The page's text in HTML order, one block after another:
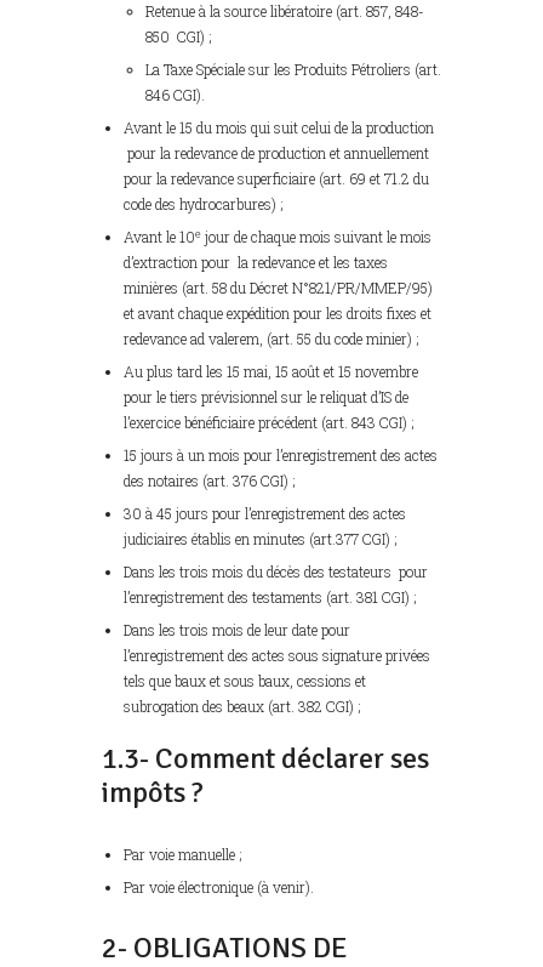
Retenue à la source libératoire (art. 857, 848-
850 CGI) ;
La Taxe Spéciale sur les Produits Pétroliers (art.
846 CGI).
Avant le 15 du mois qui suit celui de la production
pour la redevance de production et annuellement
pour la redevance superficiaire (art. 69 et 71.2 du
code des hydrocarbures) ;
Avant le 10e jour de chaque mois suivant le mois
d’extraction pour la redevance et les taxes
minières (art. 58 du Décret N°821/PR/MMEP/95)
et avant chaque expédition pour les droits fixes et
redevance ad valerem, (art. 55 du code minier) ;
Au plus tard les 15 mai, 15 août et 15 novembre
pour le tiers prévisionnel sur le reliquat d’IS de
l’exercice bénéficiaire précédent (art. 843 CGI) ;
15 jours à un mois pour l’enregistrement des actes
des notaires (art. 376 CGI) ;
30 à 45 jours pour l’enregistrement des actes
judiciaires établis en minutes (art.377 CGI) ;
Dans les trois mois du décès des testateurs pour
l’enregistrement des testaments (art. 381 CGI) ;
Dans les trois mois de leur date pour
l’enregistrement des actes sous signature privées
tels que baux et sous baux, cessions et
subrogation des beaux (art. 382 CGI) ;
1.3- Comment déclarer ses
impôts ?
Par voie manuelle ;
Par voie électronique (à venir).
2- OBLIGATIONS DE